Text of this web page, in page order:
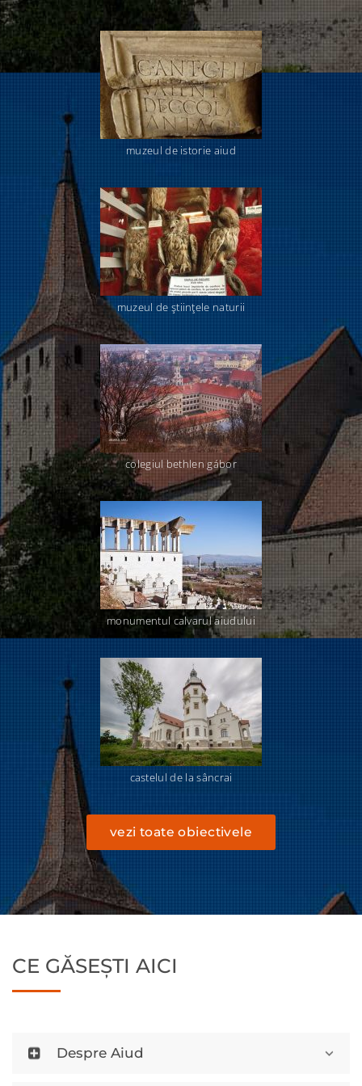
muzeul de istorie aiud
muzeul de ştiinţele naturii
colegiul bethlen gábor
monumentul calvarul aiudului
castelul de la sâncrai
vezi toate obiectivele
CE GĂSEȘTI AICI
Despre Aiud